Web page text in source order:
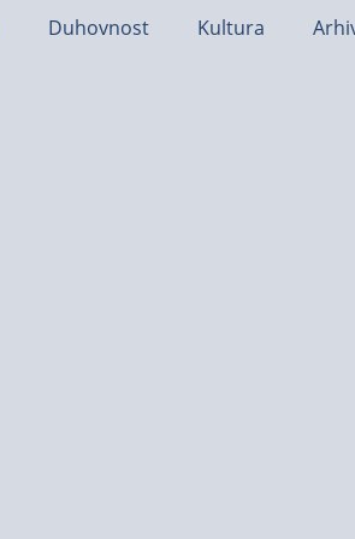
Duhovnost Kultura